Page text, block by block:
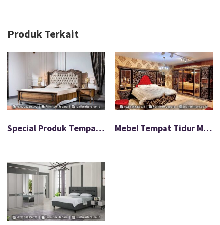
Produk Terkait
Special Produk Tempat Tidur Jati Ukir Unik Warna Natural FS-060 Mebel Tempat Tidur Mewah Blacky Gold Terbaru FS-110